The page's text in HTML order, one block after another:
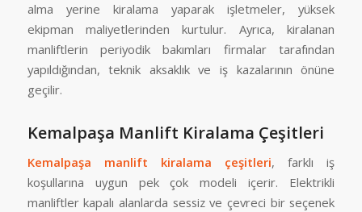
alma yerine kiralama yaparak işletmeler, yüksek
ekipman maliyetlerinden kurtulur. Ayrıca, kiralanan
manliftlerin periyodik bakımları firmalar tarafından
yapıldığından, teknik aksaklık ve iş kazalarının önüne
geçilir.
Kemalpaşa Manlift Kiralama Çeşitleri
Kemalpaşa manlift kiralama çeşitleri, farklı iş
koşullarına uygun pek çok modeli içerir. Elektrikli
manliftler kapalı alanlarda sessiz ve çevreci bir seçenek